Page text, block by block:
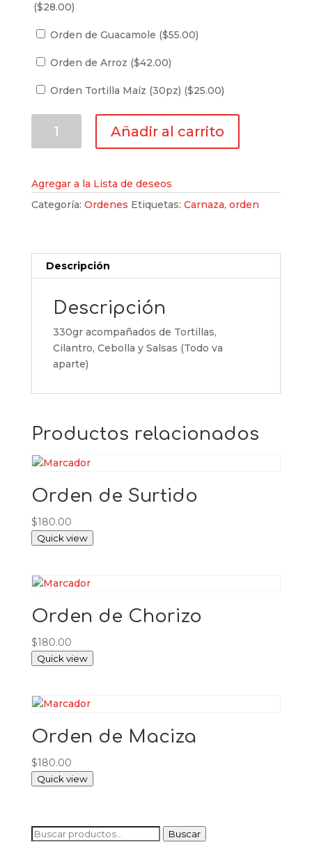
($28.00)
Orden de Guacamole ($55.00)
Orden de Arroz ($42.00)
Orden Tortilla Maíz (30pz) ($25.00)
Añadir al carrito
Agregar a la Lista de deseos
Categoría: Ordenes Etiquetas: Carnaza, orden
Descripción
Descripción
330gr acompañados de Tortillas,
Cilantro, Cebolla y Salsas (Todo va
aparte)
Productos relacionados
Orden de Surtido
$180.00
Quick view
Orden de Chorizo
$180.00
Quick view
Orden de Maciza
$180.00
Quick view
Buscar
Buscar